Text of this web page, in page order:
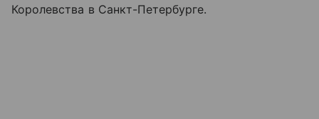
Королевства в Санкт-Петербурге.